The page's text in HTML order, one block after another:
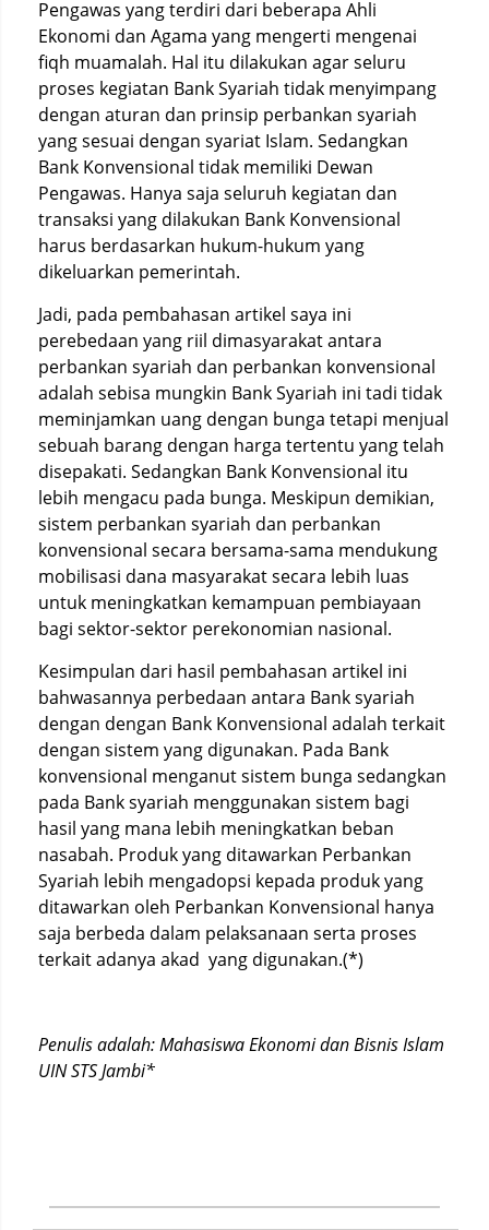
Pengawas yang terdiri dari beberapa Ahli
Ekonomi dan Agama yang mengerti mengenai
fiqh muamalah. Hal itu dilakukan agar seluru
proses kegiatan Bank Syariah tidak menyimpang
dengan aturan dan prinsip perbankan syariah
yang sesuai dengan syariat Islam. Sedangkan
Bank Konvensional tidak memiliki Dewan
Pengawas. Hanya saja seluruh kegiatan dan
transaksi yang dilakukan Bank Konvensional
harus berdasarkan hukum-hukum yang
dikeluarkan pemerintah.
Jadi, pada pembahasan artikel saya ini
perebedaan yang riil dimasyarakat antara
perbankan syariah dan perbankan konvensional
adalah sebisa mungkin Bank Syariah ini tadi tidak
meminjamkan uang dengan bunga tetapi menjual
sebuah barang dengan harga tertentu yang telah
disepakati. Sedangkan Bank Konvensional itu
lebih mengacu pada bunga. Meskipun demikian,
sistem perbankan syariah dan perbankan
konvensional secara bersama-sama mendukung
mobilisasi dana masyarakat secara lebih luas
untuk meningkatkan kemampuan pembiayaan
bagi sektor-sektor perekonomian nasional.
Kesimpulan dari hasil pembahasan artikel ini
bahwasannya perbedaan antara Bank syariah
dengan dengan Bank Konvensional adalah terkait
dengan sistem yang digunakan. Pada Bank
konvensional menganut sistem bunga sedangkan
pada Bank syariah menggunakan sistem bagi
hasil yang mana lebih meningkatkan beban
nasabah. Produk yang ditawarkan Perbankan
Syariah lebih mengadopsi kepada produk yang
ditawarkan oleh Perbankan Konvensional hanya
saja berbeda dalam pelaksanaan serta proses
terkait adanya akad yang digunakan.(*)
Penulis adalah: Mahasiswa Ekonomi dan Bisnis Islam
UIN STS Jambi*